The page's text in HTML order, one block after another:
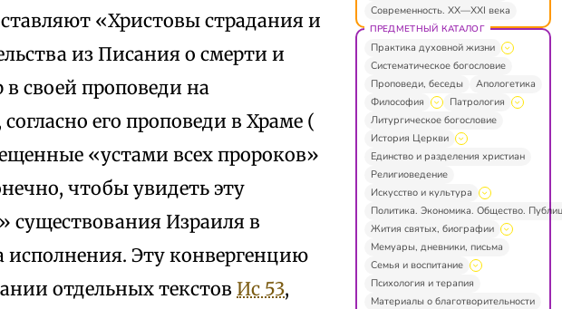
«Христовы страдания и
из Писания о смерти и
своей проповеди на
согласно его проповеди в Храме (
«устами всех пророков»
чтобы увидеть эту
существования Израиля в
исполнения. Эту конвергенцию
отдельных текстов Ис 53,
Современность. XX—XXI века
ПРЕДМЕТНЫЙ КАТАЛОГ
Практика духовной жизни
Систематическое богословие
Проповеди, беседы
Апологетика
Философия
Патрология
Литургическое богословие
История Церкви
Единство и разделения христиан
Религиоведение
Искусство и культура
Политика. Экономика. Общество.
Жития святых, биографии
Мемуары, дневники, письма
Семья и воспитание
Психология и терапия
Материалы о благотворительности